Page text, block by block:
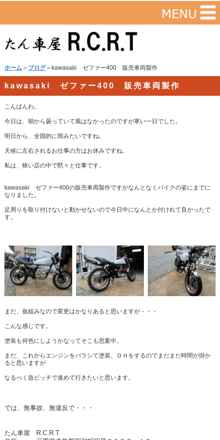
ホーム ＞ ブログ＞kawasaki ゼファー400 販売車両製作
kawasaki ゼファー400 販売車両製作
こんばんわ。
今日は、朝から曇っていて風はなかったのですが寒い一日でした。
明日から、全国的に雨みたいですね。
天候に左右されるお仕事の方はお休みですね。
私は、狭い店の中で黙々と仕事です。
kawasaki ゼファー400の販売車両製作ですがなんとなくバイクの姿にまでに
なりました。
足周りを取り付けないと動かせないので今日中になんとか付けれて良かったで
す。
まだ、仮組みなので変更はかなりあると思いますが・・・
こんな感じです。
塗装も何色にしようかなってそこも思案中。
まだ、これからエンジンをバラシて塗装、ＯＨをするのでまだまだ時間が掛か
ると思いますが
なるべく急ピッチで進めて行きたいと思います。
では、無事故、無違反で・・・
たん車屋 R.C.R.T